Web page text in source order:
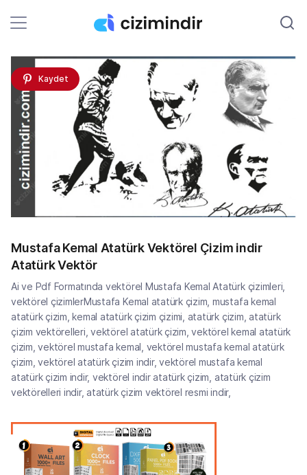
Kaydet
Mustafa Kemal Atatürk Vektörel Çizim indir
Atatürk Vektör
Ai ve Pdf Formatında vektörel Mustafa Kemal Atatürk çizimleri,
vektörel çizimlerMustafa Kemal atatürk çizim, mustafa kemal
atatürk çizim, kemal atatürk çizim çizimi, atatürk çizim, atatürk
çizim vektörelleri, vektörel atatürk çizim, vektörel kemal atatürk
çizim, vektörel mustafa kemal, vektörel mustafa kemal atatürk
çizim, vektörel atatürk çizim indir, vektörel mustafa kemal
atatürk çizim indir, vektörel indir atatürk çizim, atatürk çizim
vektörelleri indir, atatürk çizim vektörel resmi indir,